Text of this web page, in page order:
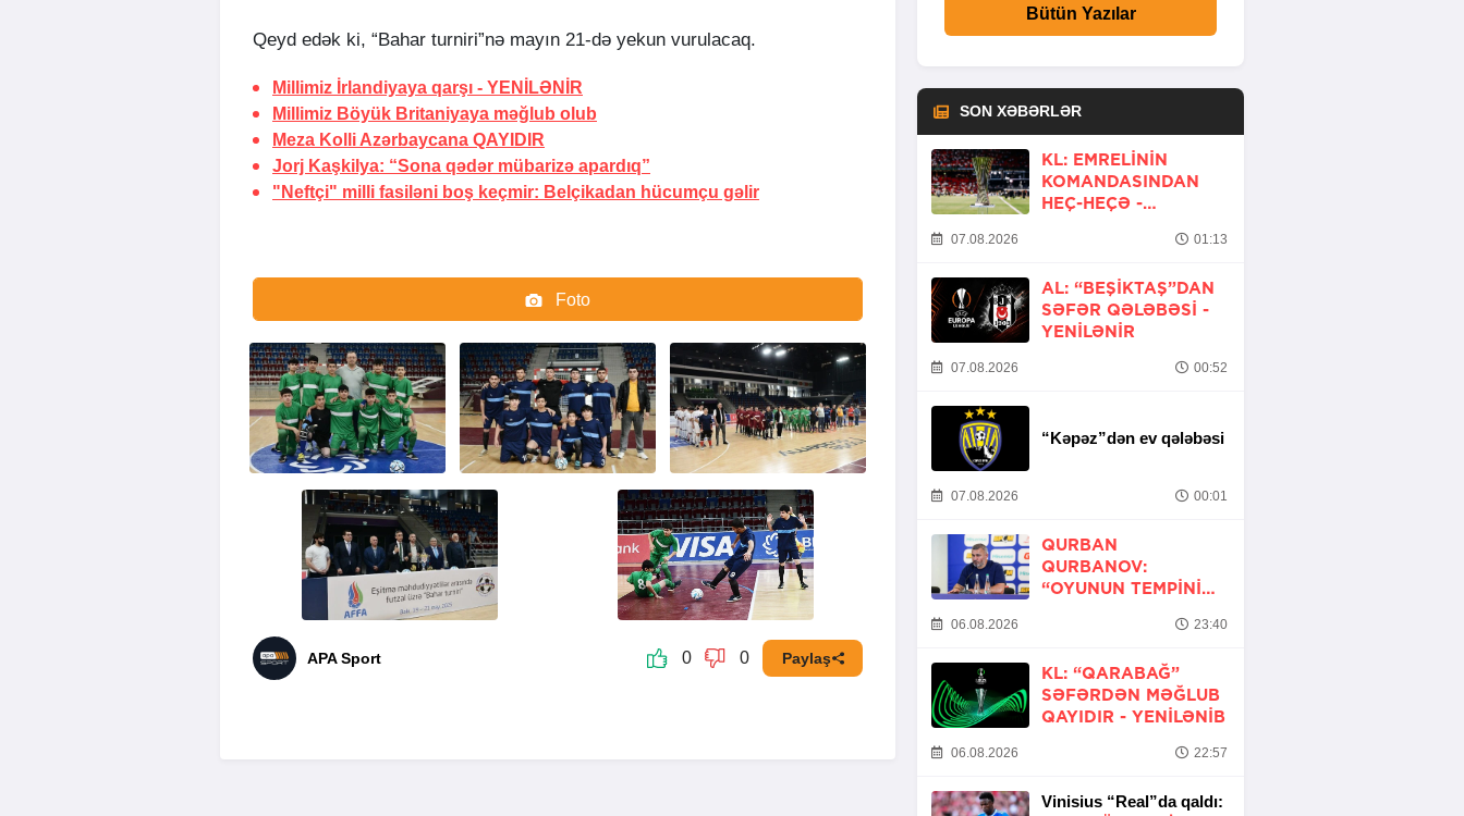
Qeyd edək ki, “Bahar turniri”nə mayın 21-də yekun vurulacaq.
Millimiz İrlandiyaya qarşı - YENİLƏNİR
Millimiz Böyük Britaniyaya məğlub olub
Meza Kolli Azərbaycana QAYIDIR
Jorj Kaşkilya: “Sona qədər mübarizə apardıq”
"Neftçi" milli fasiləni boş keçmir: Belçikadan hücumçu gəlir
Foto
Video
APA Sport 0 0 Paylaş
Bütün Yazılar
SON XƏBƏRLƏR
KL: EMRELININ
KOMANDASINDAN
HEÇ-HEÇƏ -
07.08.2026 01:13
AL: “BEŞIKTAŞ”DAN
SƏFƏR QƏLƏBƏSI -
YENİLƏNİR
07.08.2026 00:52
“Kəpəz”dən ev qələbəsi
07.08.2026 00:01
QURBAN
QURBANOV:
“OYUNUN TEMPINI
06.08.2026 23:40
KL: “QARABAĞ”
SƏFƏRDƏN MƏĞLUB
QAYIDIR - YENİLƏNİB
06.08.2026 22:57
Vinisius “Real”da qaldı: